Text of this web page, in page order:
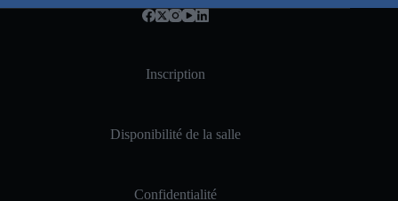
Inscription
Disponibilité de la salle
Confidentialité